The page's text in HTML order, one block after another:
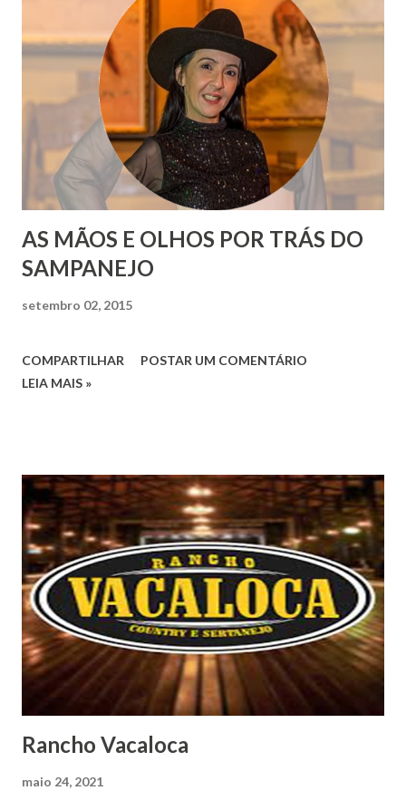
AS MÃOS E OLHOS POR TRÁS DO
SAMPANEJO
setembro 02, 2015
COMPARTILHAR
POSTAR UM COMENTÁRIO
LEIA MAIS »
Rancho Vacaloca
maio 24, 2021